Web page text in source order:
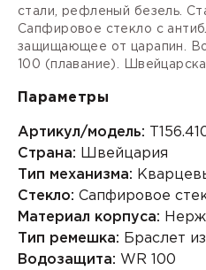
стали, рефленый безель.
Сапфировое стекло с
защищающее от царапин.
100 (плавание).
Параметры
Артикул/модель:
Страна: Швейцария
Тип механизма:
Стекло: Сапфировое
Материал корпуса:
Тип ремешка: Браслет
Водозащита: WR 100